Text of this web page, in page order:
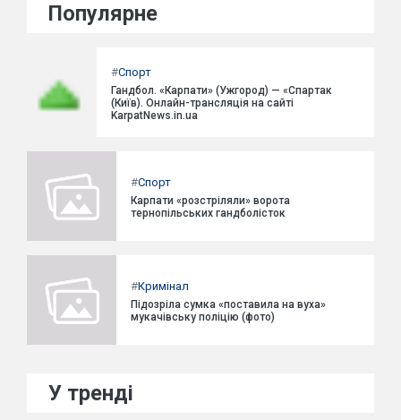
Популярне
#Спорт
Гандбол. «Карпати» (Ужгород) — «Спартак
(Київ). Онлайн-трансляція на сайті
KarpatNews.in.ua
#Спорт
Карпати «розстріляли» ворота
тернопільських гандболісток
#Кримінал
Підозріла сумка «поставила на вуха»
мукачівську поліцію (фото)
У тренді